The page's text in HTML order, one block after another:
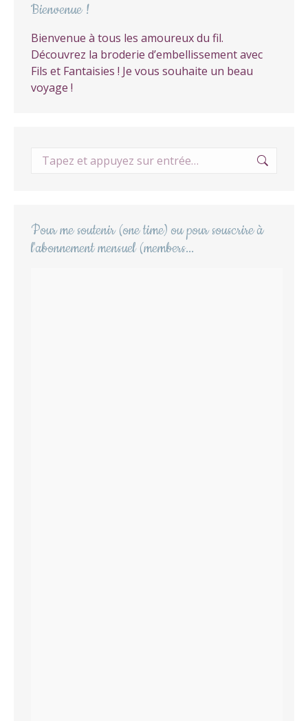
Bienvenue !
Bienvenue à tous les amoureux du fil.
Découvrez la broderie d’embellissement avec
Fils et Fantaisies ! Je vous souhaite un beau
voyage !
Recherche
Pour me soutenir (one time) ou pour souscrire à
l'abonnement mensuel (members...